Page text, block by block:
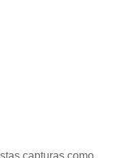
capturas como